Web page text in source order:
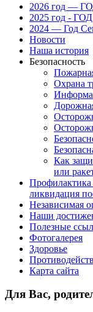
2026 год —
2025 год -
2024 — Год
Новости
Наша история
Безопасность
Охрана
Как
или
ликвидация
Независимая
Наши
Полезные
Фотогалерея
Здоровье
Карта сайта
Для Вас,